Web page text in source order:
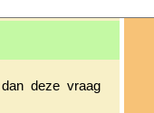
deze vraag